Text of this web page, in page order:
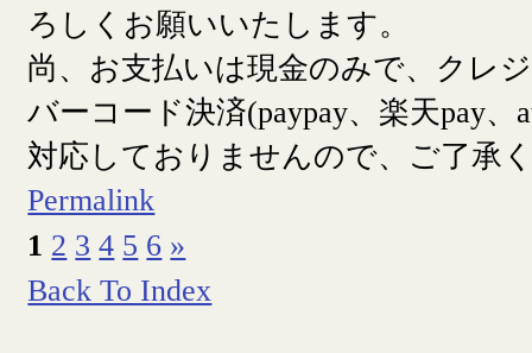
ろしくお願いいたします。
尚、お支払いは現金のみで、クレ
バーコード決済(paypay、楽天pay、
対応しておりませんので、ご了承
Permalink
1 2 3 4 5 6 »
Back To Index